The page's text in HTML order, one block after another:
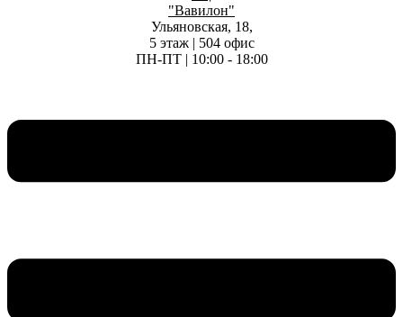
"Вавилон"
Ульяновская, 18,
5 этаж | 504 офис
ПН-ПТ | 10:00 - 18:00